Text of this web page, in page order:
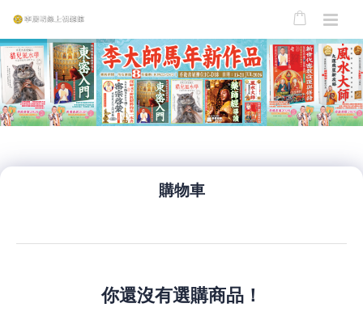
購物車
你還沒有選購商品！